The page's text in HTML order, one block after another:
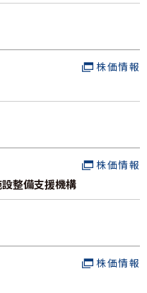
株価情報
整備支援機構
株価情報
株価情報